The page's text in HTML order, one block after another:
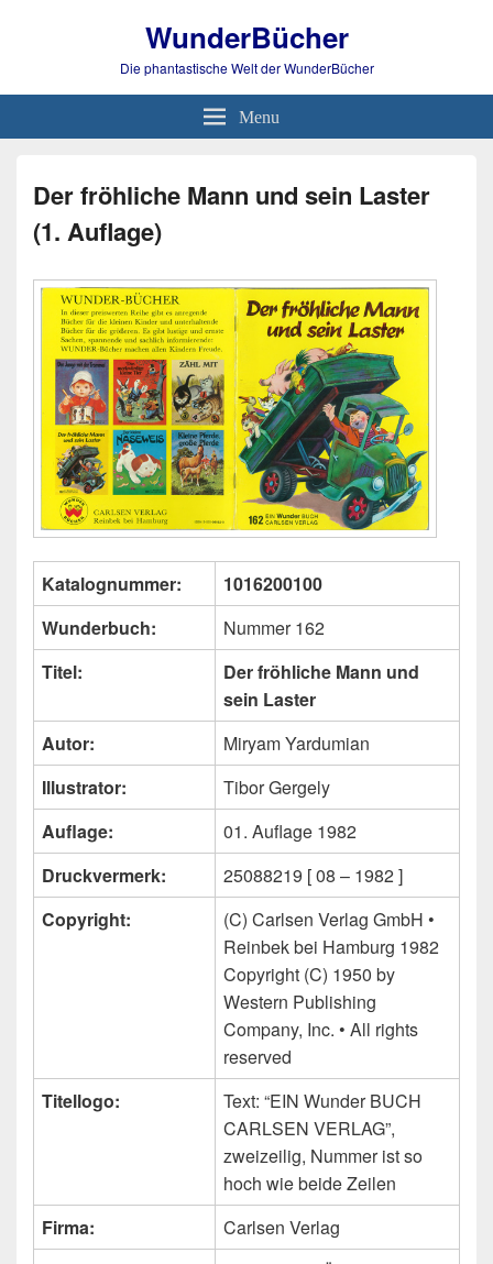
WunderBücher
Die phantastische Welt der WunderBücher
Menu
Der fröhliche Mann und sein Laster
(1. Auflage)
Katalognummer:
1016200100
Wunderbuch:
Nummer 162
Titel:
Der fröhliche Mann und
sein Laster
Autor:
Miryam Yardumian
Illustrator:
Tibor Gergely
Auflage:
01. Auflage 1982
Druckvermerk:
25088219 [ 08 – 1982 ]
Copyright:
(C) Carlsen Verlag GmbH •
Reinbek bei Hamburg 1982
Copyright (C) 1950 by
Western Publishing
Company, Inc. • All rights
reserved
Titellogo:
Text: “EIN Wunder BUCH
CARLSEN VERLAG”,
zweizeilig, Nummer ist so
hoch wie beide Zeilen
Firma:
Carlsen Verlag